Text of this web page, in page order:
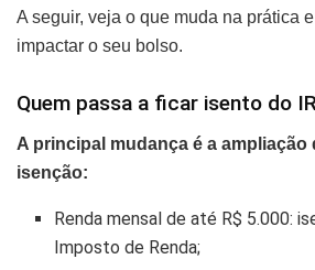
A seguir, veja o que muda na prática
impactar o seu bolso.
Quem passa a ficar isento do
A principal mudança é a ampliação
isenção:
Renda mensal de até R$ 5.000:
Imposto de Renda;